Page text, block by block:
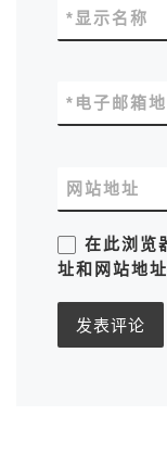
显示名称
*
电子邮箱
*
网站地址
在此浏览
址和网站地